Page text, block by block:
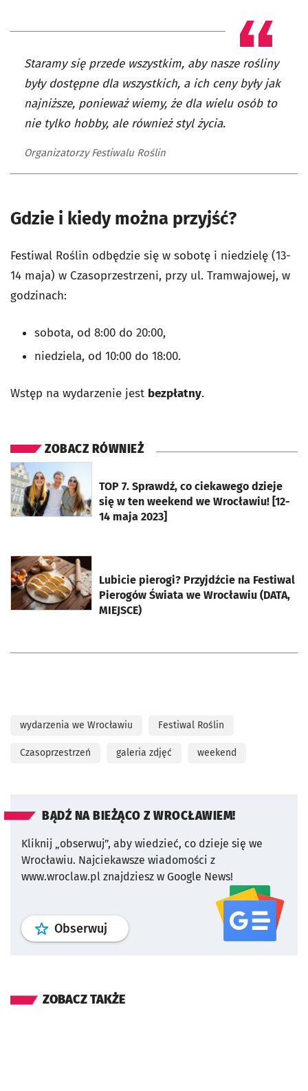
Staramy się przede wszystkim, aby nasze rośliny
były dostępne dla wszystkich, a ich ceny były jak
najniższe, ponieważ wiemy, że dla wielu osób to
nie tylko hobby, ale również styl życia.
Organizatorzy Festiwalu Roślin
Gdzie i kiedy można przyjść?
Festiwal Roślin odbędzie się w sobotę i niedzielę (13-
14 maja) w Czasoprzestrzeni, przy ul. Tramwajowej, w
godzinach:
sobota, od 8:00 do 20:00,
niedziela, od 10:00 do 18:00.
Wstęp na wydarzenie jest bezpłatny.
ZOBACZ RÓWNIEŻ
TOP 7. Sprawdź, co ciekawego dzieje
się w ten weekend we Wrocławiu! [12-
14 maja 2023]
otworzy się w nowej karcie
Lubicie pierogi? Przyjdźcie na Festiwal
Pierogów Świata we Wrocławiu (DATA,
MIEJSCE)
otworzy się w nowej karcie
wydarzenia we Wrocławiu Festiwal Roślin
Czasoprzestrzeń galeria zdjęć weekend
BĄDŹ NA BIEŻĄCO Z WROCŁAWIEM!
Kliknij „obserwuj”, aby wiedzieć, co dzieje się we
Wrocławiu. Najciekawsze wiadomości z
www.wroclaw.pl znajdziesz w Google News!
Obserwuj profil serwisu
ZOBACZ TAKŻE